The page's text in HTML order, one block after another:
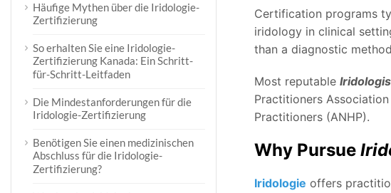
Certification programs
iridology in clinical
than a diagnostic
Most reputable
Practitioners
Practitioners (ANHP).
Why Pursue
Iridologie offers
Häufige Mythen über die Iridologie-
Zertifizierung
So erhalten Sie eine Iridologie-
Zertifizierung Kanada: Ein Schritt-
für-Schritt-Leitfaden
Die Mindestanforderungen für die
Iridologie-Zertifizierung
Benötigen Sie einen medizinischen
Abschluss für die Iridologie-
Zertifizierung?